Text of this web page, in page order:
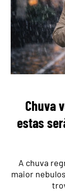
Chuva
estas
A chuva
maior